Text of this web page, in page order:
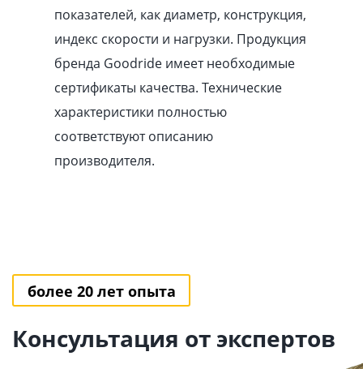
показателей, как диаметр, конструкция,
индекс скорости и нагрузки. Продукция
бренда Goodride имеет необходимые
сертификаты качества. Технические
характеристики полностью
соответствуют описанию
производителя.
более 20 лет опыта
Консультация от экспертов